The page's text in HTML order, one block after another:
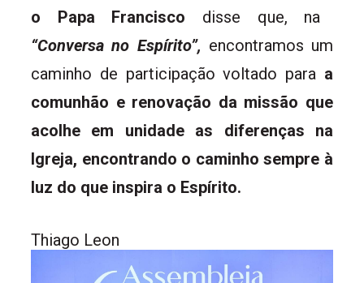
o Papa Francisco disse que, na
“Conversa no Espírito”, encontramos um
caminho de participação voltado para a
comunhão e renovação da missão que
acolhe em unidade as diferenças na
Igreja, encontrando o caminho sempre à
luz do que inspira o Espírito.
Thiago Leon